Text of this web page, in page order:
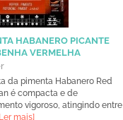
HABANERO PICANTE
VERMELHA
da pimenta Habanero Red
é compacta e de
vigoroso, atingindo entre
mais]